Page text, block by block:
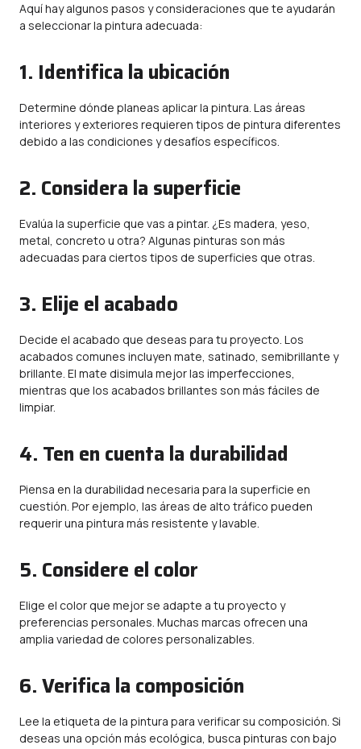
Aquí hay algunos pasos y consideraciones que te ayudarán
a seleccionar la pintura adecuada:
1. Identifica la ubicación
Determine dónde planeas aplicar la pintura. Las áreas
interiores y exteriores requieren tipos de pintura diferentes
debido a las condiciones y desafíos específicos.
2. Considera la superficie
Evalúa la superficie que vas a pintar. ¿Es madera, yeso,
metal, concreto u otra? Algunas pinturas son más
adecuadas para ciertos tipos de superficies que otras.
3. Elije el acabado
Decide el acabado que deseas para tu proyecto. Los
acabados comunes incluyen mate, satinado, semibrillante y
brillante. El mate disimula mejor las imperfecciones,
mientras que los acabados brillantes son más fáciles de
limpiar.
4. Ten en cuenta la durabilidad
Piensa en la durabilidad necesaria para la superficie en
cuestión. Por ejemplo, las áreas de alto tráfico pueden
requerir una pintura más resistente y lavable.
5. Considere el color
Elige el color que mejor se adapte a tu proyecto y
preferencias personales. Muchas marcas ofrecen una
amplia variedad de colores personalizables.
6. Verifica la composición
Lee la etiqueta de la pintura para verificar su composición. Si
deseas una opción más ecológica, busca pinturas con bajo